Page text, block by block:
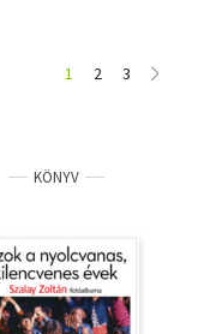
1 2 3
KÖNYV